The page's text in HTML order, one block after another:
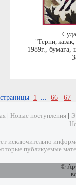
"Терпи,
1989г., бумага,
страницы 1 ... 66 67
Новые поступления
исключительно
публикуемые
©